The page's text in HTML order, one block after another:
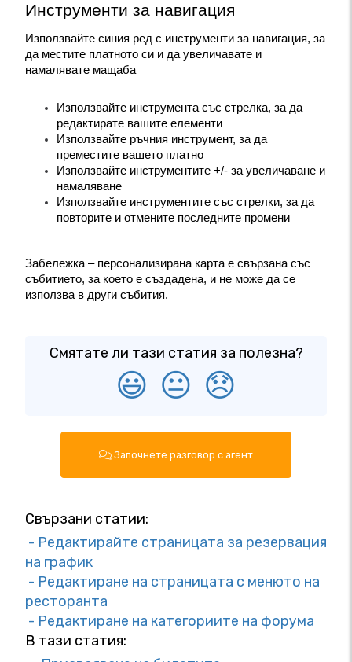
Инструменти за навигация
Използвайте синия ред с инструменти за навигация, за
да местите платното си и да увеличавате и
намалявате мащаба
Използвайте инструмента със стрелка, за да
редактирате вашите елементи
Използвайте ръчния инструмент, за да
преместите вашето платно
Използвайте инструментите +/- за увеличаване и
намаляване
Използвайте инструментите със стрелки, за да
повторите и отмените последните промени
Забележка – персонализирана карта е свързана със
събитието, за което е създадена, и не може да се
използва в други събития.
Смятате ли тази статия за полезна?
😃 😐 😞
Започнете разговор с агент
Свързани статии:
- Редактирайте страницата за резервация
на график
- Редактиране на страницата с менюто на
ресторанта
- Редактиране на категориите на форума
В тази статия: